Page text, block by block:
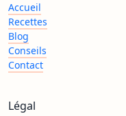
Accueil
Recettes
Blog
Conseils
Contact
Légal